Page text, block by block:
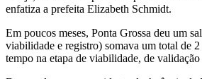
enfatiza a prefeita Elizabeth Schmidt.
Em poucos meses, Ponta Grossa deu um
viabilidade e registro) somava um total de
tempo na etapa de viabilidade, de